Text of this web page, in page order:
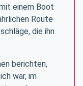
einem Boot
Route
die ihn
berichten,
war, im